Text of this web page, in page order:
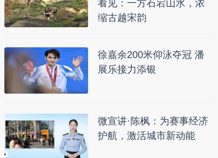
看见：一方石宕山水，浓
缩古越宋韵
徐嘉余200米仰泳夺冠 潘
展乐接力添银
微宣讲·陈枫：为赛事经济
护航，激活城市新动能